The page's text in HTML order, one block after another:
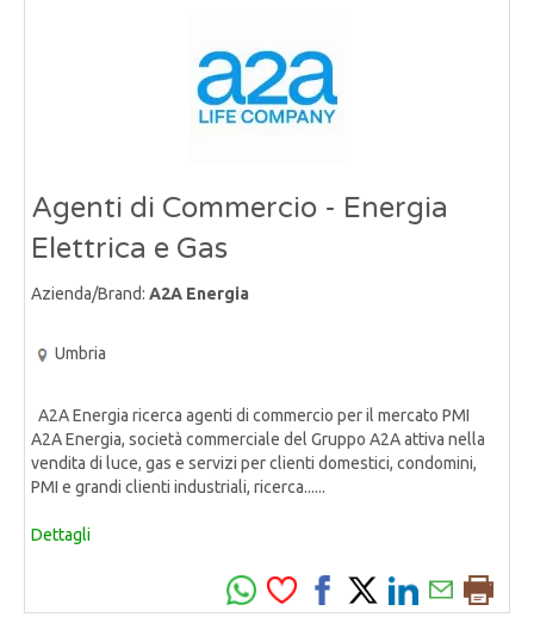
Agenti di Commercio - Energia
Elettrica e Gas
Azienda/Brand: A2A Energia
Umbria
A2A Energia ricerca agenti di commercio per il mercato PMI
A2A Energia, società commerciale del Gruppo A2A attiva nella
vendita di luce, gas e servizi per clienti domestici, condomini,
PMI e grandi clienti industriali, ricerca......
Dettagli